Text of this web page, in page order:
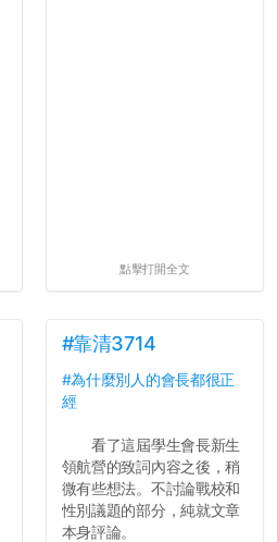
點擊打開全文
#靠清3714
#為什麼別人的會長都很正
經
看了這屆學生會長新生
領航營的致詞內容之後，稍
微有些想法。不討論戰校和
性別議題的部分，純就文章
本身評論。